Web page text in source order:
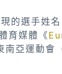
現的選手
育媒體《
亞運動會